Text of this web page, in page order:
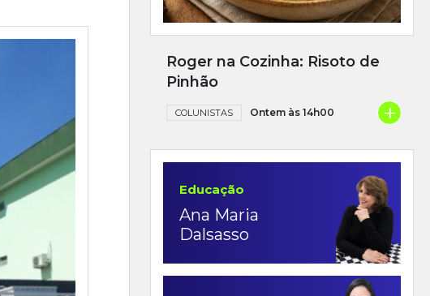
Roger na Cozinha: Risoto de
Pinhão
COLUNISTAS Ontem às 14h00 +
Educação
Ana Maria
Dalsasso